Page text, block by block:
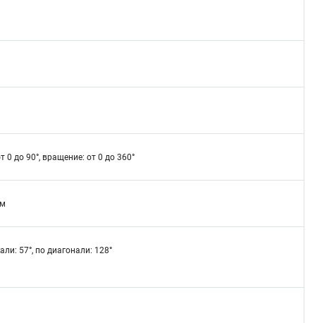
0 до 90°, вращение: от 0 до 360°
57°, по диагонали: 128°